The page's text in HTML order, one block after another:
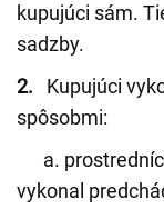
kupujúci sám.
sadzby.
2. Kupujúci
spôsobmi:
a.
vykonal